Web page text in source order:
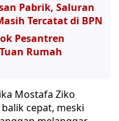
Pabrik, Saluran
Tercatat di BPN
Pesantren
Rumah
Mostafa Ziko
cepat, meski